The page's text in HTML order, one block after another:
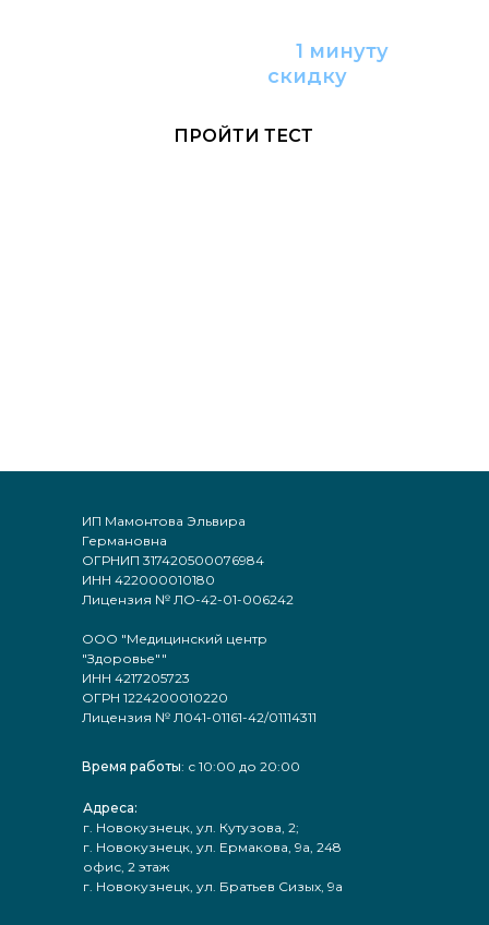
1 минуту
скидку
ПРОЙТИ ТЕСТ
ИП Мамонтова Эльвира
Германовна
ОГРНИП 317420500076984
ИНН 422000010180
Лицензия № ЛО-42-01-006242
ООО "Медицинский центр
"Здоровье""
ИНН 4217205723
ОГРН 1224200010220
Лицензия № Л041-01161-42/01114311
Время работы: с 10:00 до 20:00
Адреса:
г. Новокузнецк, ул. Кутузова, 2;
г. Новокузнецк, ул. Ермакова, 9а, 248
офис, 2 этаж
г. Новокузнецк, ул. Братьев Сизых, 9а